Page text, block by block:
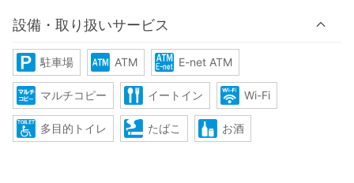
設備・取り扱いサービス
駐車場 ATM E-net ATM
マルチコピー イートイン Wi-Fi
多目的トイレ たばこ お酒